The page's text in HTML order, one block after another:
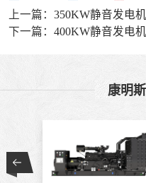
上一篇： 350KW静音发电
下一篇： 400KW静音发电
康明